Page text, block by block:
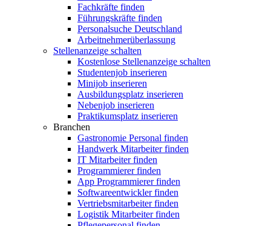
Fachkräfte finden
Führungskräfte finden
Personalsuche Deutschland
Arbeitnehmerüberlassung
Stellenanzeige schalten
Kostenlose Stellenanzeige schalten
Studentenjob inserieren
Minijob inserieren
Ausbildungsplatz inserieren
Nebenjob inserieren
Praktikumsplatz inserieren
Branchen
Gastronomie Personal finden
Handwerk Mitarbeiter finden
IT Mitarbeiter finden
Programmierer finden
App Programmierer finden
Softwareentwickler finden
Vertriebsmitarbeiter finden
Logistik Mitarbeiter finden